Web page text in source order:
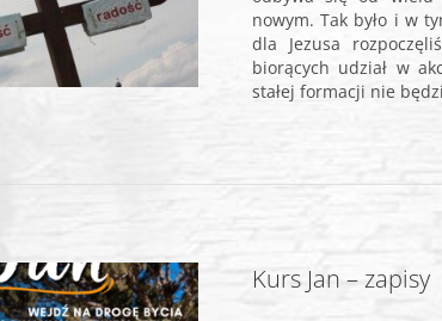
nowym. Tak było i w
dla Jezusa
biorących udział w
stałej formacji nie
Kurs Jan – zapisy